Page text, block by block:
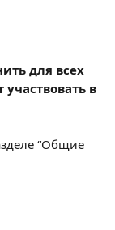
для всех
участвовать в
“Общие